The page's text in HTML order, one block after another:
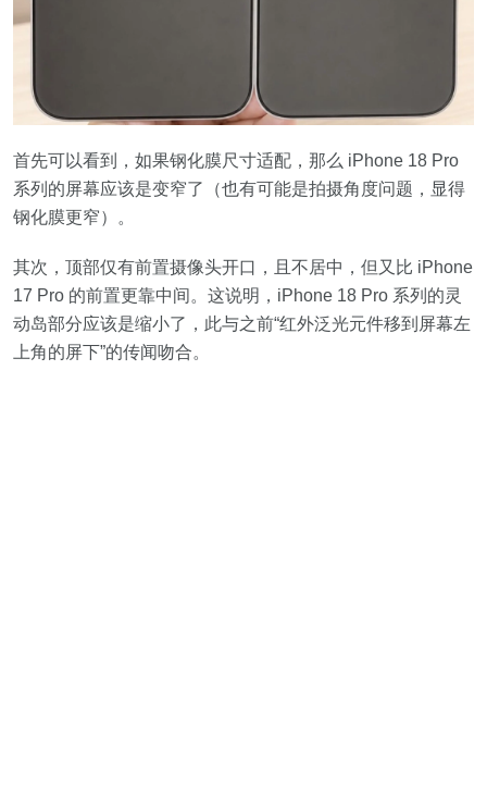
首先可以看到，如果钢化膜尺寸适配，那么 iPhone 18 Pro
系列的屏幕应该是变窄了（也有可能是拍摄角度问题，显得
钢化膜更窄）。
其次，顶部仅有前置摄像头开口，且不居中，但又比 iPhone
17 Pro 的前置更靠中间。这说明，iPhone 18 Pro 系列的灵
动岛部分应该是缩小了，此与之前“红外泛光元件移到屏幕左
上角的屏下”的传闻吻合。